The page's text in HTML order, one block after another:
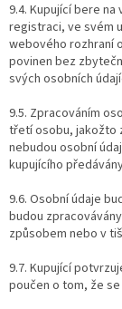
9.4. Kupující bere
registraci, ve svém
webového rozhraní
povinen bez
svých osobních
9.5. Zpracováním
třetí osobu, jakožto
nebudou osobní
kupujícího
9.6. Osobní údaje
budou
způsobem nebo v
9.7. Kupující
poučen o tom, že